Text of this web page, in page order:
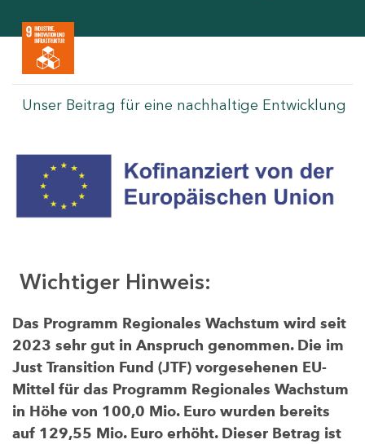
Unser Beitrag für eine nachhaltige Entwicklung
Wichtiger Hinweis:
Das Programm Regionales Wachstum wird seit
2023 sehr gut in Anspruch genommen. Die im
Just Transition Fund (JTF) vorgesehenen EU-
Mittel für das Programm Regionales Wachstum
in Höhe von 100,0 Mio. Euro wurden bereits
auf 129,55 Mio. Euro erhöht. Dieser Betrag ist